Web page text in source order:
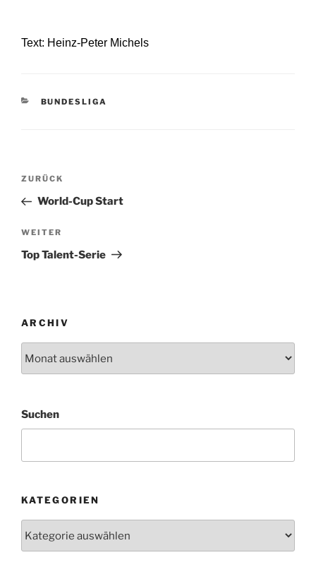
Text: Heinz-Peter Michels
KATEGORIEN
BUNDESLIGA
Beitragsnavigation
Vorheriger
Beitrag
ZURÜCK
World-Cup Start
Nächster
Beitrag
WEITER
Top Talent-Serie
ARCHIV
Suchen
KATEGORIEN